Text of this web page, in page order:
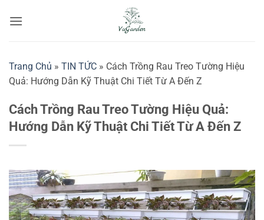
qua
Trang Chủ » TIN TỨC » Cách Trồng Rau Treo Tường Hiệu
Quả: Hướng Dẫn Kỹ Thuật Chi Tiết Từ A Đến Z
Cách Trồng Rau Treo Tường Hiệu Quả:
Hướng Dẫn Kỹ Thuật Chi Tiết Từ A Đến Z